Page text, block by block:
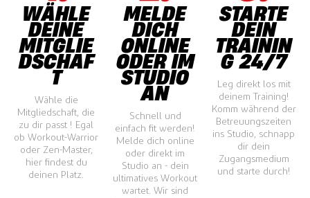
WÄHLE
DEINE
MITGLIE
DSCHAF
T
Wähle die
Mitgliedschaft, die
zu dir passt ! Egal
ob Workout-Warrior
oder Zen-Master,
hier findest du
deinen Platz.
MELDE
DICH
ONLINE
ODER IM
STUDIO
AN
Schnell und
einfach fit werden!
Melde dich online
oder direkt im
Studio an - dein
ultimatives Workout
wartet. Wir sind
STARTE
DEIN
TRAININ
G 24/7
Leg direkt los mit
deinem Training!
Komm während der
Betreuungszeiten
ins Studio, schnapp
dir dein
Zugangsmedium
und starte durch!